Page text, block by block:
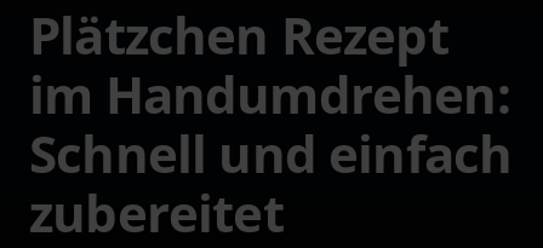
Plätzchen Rezept
im Handumdrehen:
Schnell und einfach
zubereitet